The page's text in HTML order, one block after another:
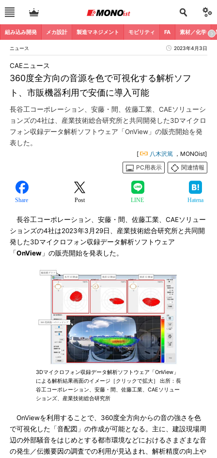
組み込み開発 メカ設計 製造マネジメント モビリティ FA 素材／化学
ニュース 2023年4月3日
360度全方向の音源を色で可視化する解析ソフ
ト、市販機器利用で安価に導入可能
CAEニュース
長谷工コーポレーション、安藤・間、佐藤工業、CAEソリューシ
ョンズの4社は、産業技術総合研究所と共同開発した3Dマイクロ
フォン収録データ解析ソフトウェア「OnView」の販売開始を発
表した。
[ 八木沢篤 ，MONOist]
PC用表示
関連情報
Share Post LINE Hatena
長谷工コーポレーション、安藤・間、佐藤工業、CAEソリュー
ションズの4社は2023年3月29日、産業技術総合研究所と共同開
発した3Dマイクロフォン収録データ解析ソフトウェア
「OnView 」の販売開始を発表した。
3Dマイクロフォン収録データ解析ソフトウェア「OnView」
による解析結果画面のイメージ［クリックで拡大］ 出所：長
谷工コーポレーション、安藤・間、佐藤工業、CAEソリュー
ションズ、産業技術総合研究所
OnViewを利用することで、360度全方向からの音の強さを色
で可視化した「音配図」の作成が可能となる。主に、建設現場周
辺の外部騒音をはじめとする都市環境などにおけるさまざまな音
の発生／伝搬要因の調査での利用が見込まれ、解析精度の向上や